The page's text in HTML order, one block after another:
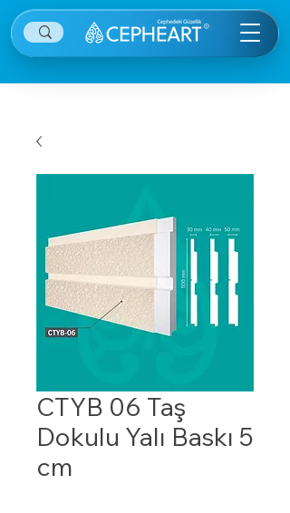
CTYB 06 Taş
Dokulu Yalı Baskı 5
cm